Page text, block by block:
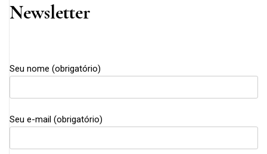
Newsletter
Seu nome (obrigatório)
Seu e-mail (obrigatório)